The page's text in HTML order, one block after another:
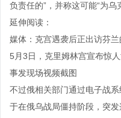
负责任的”，并称这可能“为乌
延伸阅读：
媒体：克宫遇袭后正出访芬
5月3日，克里姆林宫宣布惊
事发现场视频截图
不过俄相关部门通过电子战
于在俄乌战局僵持阶段，突